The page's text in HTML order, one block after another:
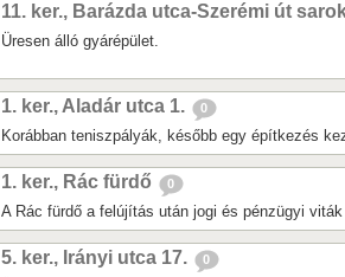
11. ker., Barázda utca-Szerémi út
Üresen álló gyárépület.
1. ker., Aladár utca 1. 0
Korábban teniszpályák, később egy építkezés
1. ker., Rác fürdő 0
A Rác fürdő a felújítás után jogi és pénzügyi
5. ker., Irányi utca 17. 0